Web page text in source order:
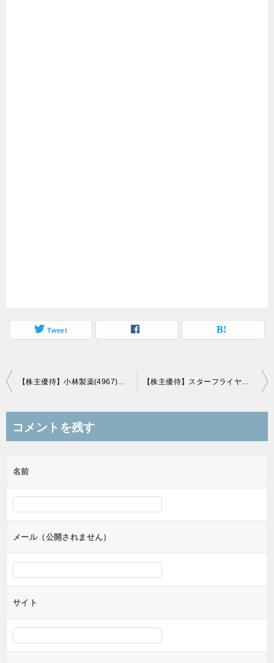
Tweet
投
ビ
ー
シ
ン
【株主優待】小林製薬(4967)の優待連絡到着、6つのコースから選択 【株主優待】スターフライヤー(9206)の優待到着、運賃半額券
コメントを残す
名前
メール（公開されません）
サイト